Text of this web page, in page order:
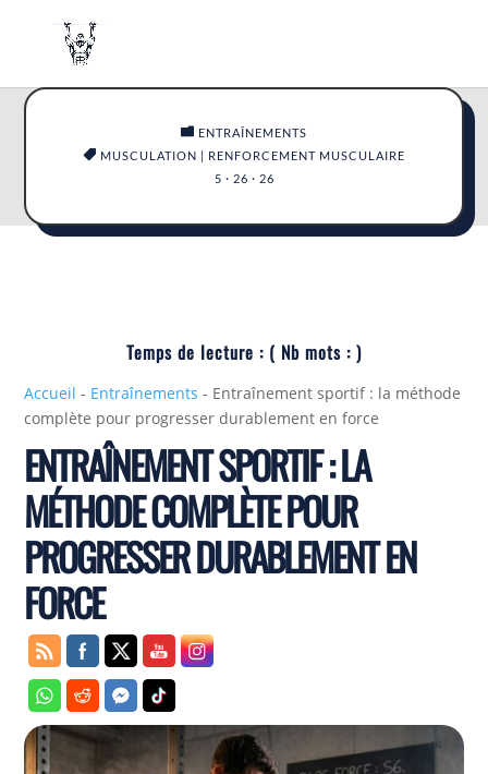

ENTRAÎNEMENTS
 MUSCULATION
RENFORCEMENT MUSCULAIRE
5 · 26 · 26
Temps de lecture : ( Nb mots : )
Accueil - Entraînements - Entraînement sportif : la méthode
complète pour progresser durablement en force
ENTRAÎNEMENT SPORTIF : LA
MÉTHODE COMPLÈTE POUR
PROGRESSER DURABLEMENT EN
FORCE